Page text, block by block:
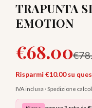
TRAPUNTA
EMOTION
€68.00€
Risparmi €10.00su
IVA inclusa · Spedizione